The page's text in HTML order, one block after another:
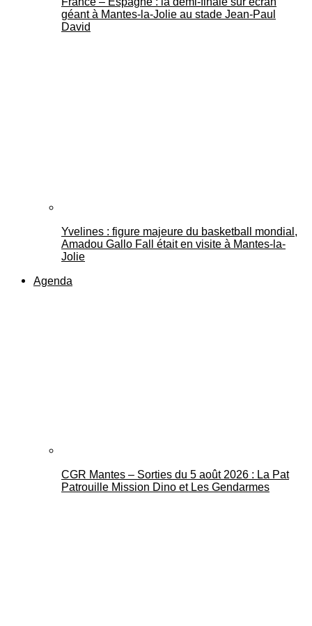
géant à Mantes-la-Jolie au stade Jean-Paul
David
Yvelines : figure majeure du basketball mondial,
Amadou Gallo Fall était en visite à Mantes-la-
Jolie
Agenda
CGR Mantes – Sorties du 5 août 2026 : La Pat
Patrouille Mission Dino et Les Gendarmes